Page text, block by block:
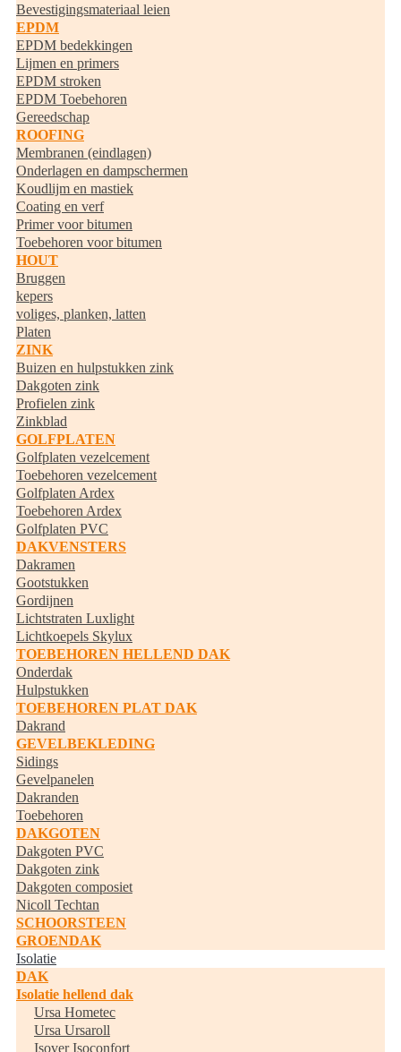
Bevestigingsmateriaal leien
EPDM
EPDM bedekkingen
Lijmen en primers
EPDM stroken
EPDM Toebehoren
Gereedschap
ROOFING
Membranen (eindlagen)
Onderlagen en dampschermen
Koudlijm en mastiek
Coating en verf
Primer voor bitumen
Toebehoren voor bitumen
HOUT
Bruggen
kepers
voliges, planken, latten
Platen
ZINK
Buizen en hulpstukken zink
Dakgoten zink
Profielen zink
Zinkblad
GOLFPLATEN
Golfplaten vezelcement
Toebehoren vezelcement
Golfplaten Ardex
Toebehoren Ardex
Golfplaten PVC
DAKVENSTERS
Dakramen
Gootstukken
Gordijnen
Lichtstraten Luxlight
Lichtkoepels Skylux
TOEBEHOREN HELLEND DAK
Onderdak
Hulpstukken
TOEBEHOREN PLAT DAK
Dakrand
GEVELBEKLEDING
Sidings
Gevelpanelen
Dakranden
Toebehoren
DAKGOTEN
Dakgoten PVC
Dakgoten zink
Dakgoten composiet
Nicoll Techtan
SCHOORSTEEN
GROENDAK
Isolatie
DAK
Isolatie hellend dak
Ursa Hometec
Ursa Ursaroll
Isover Isoconfort